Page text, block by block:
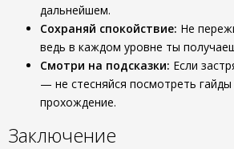
дальнейшем.
Сохраняй спокойствие: Не
ведь в каждом уровне ты
Смотри на подсказки: Если
— не стесняйся посмотреть
прохождение.
Заключение